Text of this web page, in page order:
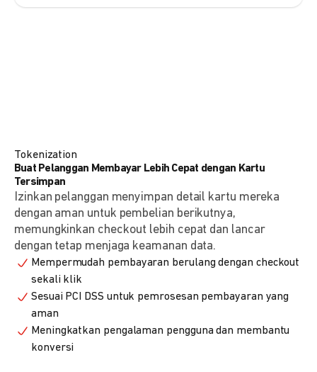
Tokenization
Buat Pelanggan Membayar Lebih Cepat dengan Kartu
Tersimpan
Izinkan pelanggan menyimpan detail kartu mereka
dengan aman untuk pembelian berikutnya,
memungkinkan checkout lebih cepat dan lancar
dengan tetap menjaga keamanan data.
Mempermudah pembayaran berulang dengan checkout
sekali klik
Sesuai PCI DSS untuk pemrosesan pembayaran yang
aman
Meningkatkan pengalaman pengguna dan membantu
konversi